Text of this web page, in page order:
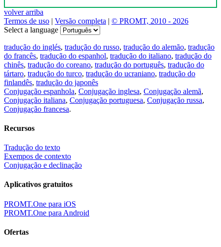
volver arriba
Termos de uso | Versão completa | © PROMT, 2010 - 2026
Select a language
tradução do inglés, tradução do russo, tradução do alemão, tradução
do francês, tradução do espanhol, tradução do italiano, tradução do
chinês, tradução do coreano, tradução do português, tradução do
tártaro, tradução do turco, tradução do ucraniano, tradução do
finlandês, tradução do japonês
Conjugação espanhola, Conjugação inglesa, Conjugação alemã,
Conjugação italiana, Conjugação portuguesa, Conjugação russa,
Conjugação francesa.
Recursos
Tradução do texto
Exempos de contexto
Conjugação e declinação
Aplicativos gratuitos
PROMT.One para iOS
PROMT.One para Android
Ofertas